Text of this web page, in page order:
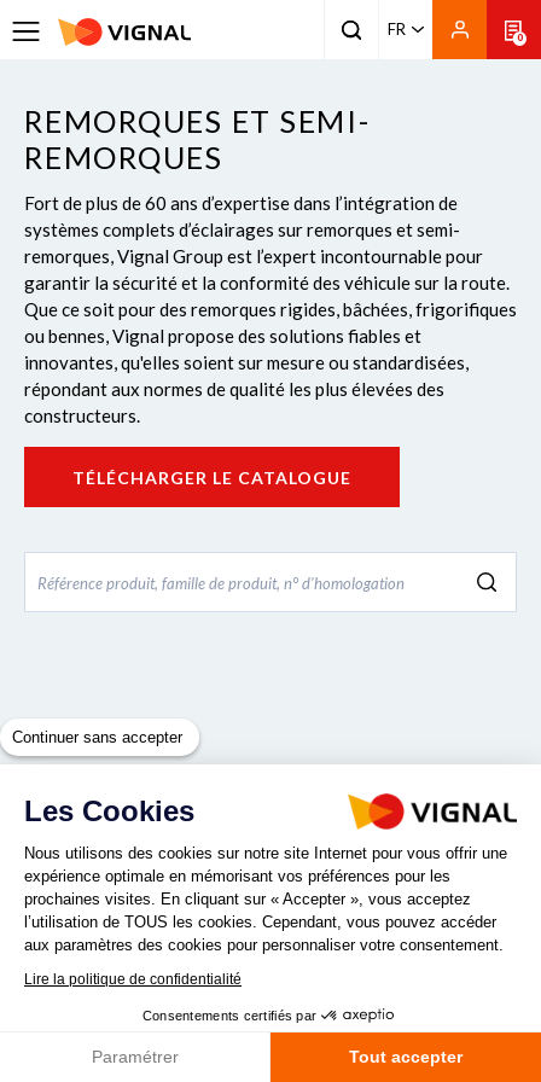
FR 0
REMORQUES ET SEMI-
REMORQUES
Fort de plus de 60 ans d’expertise dans l’intégration de
systèmes complets d’éclairages sur remorques et semi-
remorques, Vignal Group est l’expert incontournable pour
garantir la sécurité et la conformité des véhicule sur la route.
Que ce soit pour des remorques rigides, bâchées, frigorifiques
ou bennes, Vignal propose des solutions fiables et
innovantes, qu'elles soient sur mesure ou standardisées,
répondant aux normes de qualité les plus élevées des
constructeurs.
TÉLÉCHARGER LE CATALOGUE
Continuer sans accepter
Les Cookies
Nous utilisons des cookies sur notre site Internet pour vous offrir une
expérience optimale en mémorisant vos préférences pour les
prochaines visites. En cliquant sur « Accepter », vous acceptez
l’utilisation de TOUS les cookies. Cependant, vous pouvez accéder
aux paramètres des cookies pour personnaliser votre consentement.
Lire la politique de confidentialité
Consentements certifiés par
Paramétrer Tout accepter